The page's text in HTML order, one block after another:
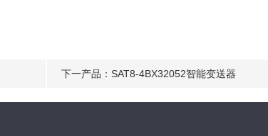
下一产品： SAT8-4BX32052智能变送器